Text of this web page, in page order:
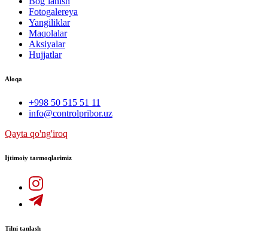
Fotogalereya
Yangiliklar
Maqolalar
Aksiyalar
Hujjatlar
Aloqa
+998 50 515 51 11
info@controlpribor.uz
Qayta qo'ng'iroq
Ijtimoiy tarmoqlarimiz
Tilni tanlash